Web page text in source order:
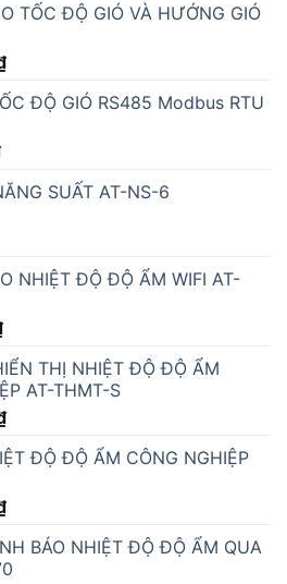
TỐC ĐỘ GIÓ VÀ HƯỚNG GIÓ
ĐỘ GIÓ RS485 Modbus RTU
SUẤT AT-NS-6
NHIỆT ĐỘ ĐỘ ẨM WIFI AT-
THỊ NHIỆT ĐỘ ĐỘ ẨM
AT-THMT-S
ĐỘ ĐỘ ẨM CÔNG NGHIỆP
BÁO NHIỆT ĐỘ ĐỘ ẨM QUA